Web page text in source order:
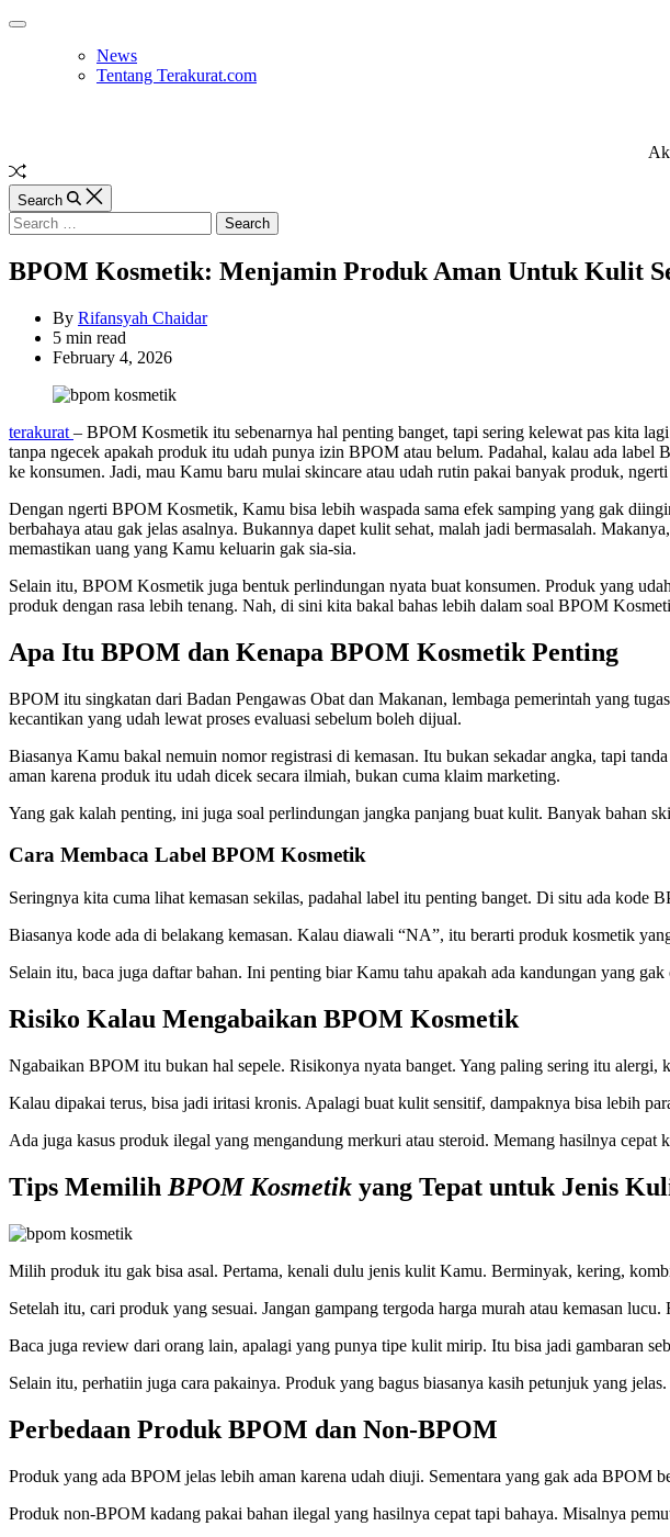
Skip
Off
News
Tentang Terakurat.com
Random
Article
Search
Search
for:
BPOM Kosmetik: Menjamin Produk Aman Untuk Kulit
By Rifansyah Chaidar
Estimated
read
5 min read
February 4, 2026
terakurat – BPOM Kosmetik itu sebenarnya hal penting banget, tapi sering kelewat pas kita
tanpa ngecek apakah produk itu udah punya izin BPOM atau belum. Padahal, kalau ada
ke konsumen. Jadi, mau Kamu baru mulai skincare atau udah rutin pakai banyak produk,
Dengan ngerti BPOM Kosmetik, Kamu bisa lebih waspada sama efek samping yang gak
berbahaya atau gak jelas asalnya. Bukannya dapet kulit sehat, malah jadi bermasalah.
memastikan uang yang Kamu keluarin gak sia-sia.
Selain itu, BPOM Kosmetik juga bentuk perlindungan nyata buat konsumen. Produk yang
produk dengan rasa lebih tenang. Nah, di sini kita bakal bahas lebih dalam soal BPOM
Apa Itu BPOM dan Kenapa BPOM Kosmetik Penting
BPOM itu singkatan dari Badan Pengawas Obat dan Makanan, lembaga pemerintah yang
kecantikan yang udah lewat proses evaluasi sebelum boleh dijual.
Biasanya Kamu bakal nemuin nomor registrasi di kemasan. Itu bukan sekadar angka, tapi
aman karena produk itu udah dicek secara ilmiah, bukan cuma klaim marketing.
Yang gak kalah penting, ini juga soal perlindungan jangka panjang buat kulit. Banyak bahan
Cara Membaca Label BPOM Kosmetik
Seringnya kita cuma lihat kemasan sekilas, padahal label itu penting banget. Di situ ada kode
Biasanya kode ada di belakang kemasan. Kalau diawali “NA”, itu berarti produk kosmetik
Selain itu, baca juga daftar bahan. Ini penting biar Kamu tahu apakah ada kandungan yang
Risiko Kalau Mengabaikan BPOM Kosmetik
Ngabaikan BPOM itu bukan hal sepele. Risikonya nyata banget. Yang paling sering itu alergi,
Kalau dipakai terus, bisa jadi iritasi kronis. Apalagi buat kulit sensitif, dampaknya bisa lebih
Ada juga kasus produk ilegal yang mengandung merkuri atau steroid. Memang hasilnya
Tips Memilih BPOM Kosmetik yang Tepat untuk Jenis
Milih produk itu gak bisa asal. Pertama, kenali dulu jenis kulit Kamu. Berminyak, kering,
Setelah itu, cari produk yang sesuai. Jangan gampang tergoda harga murah atau kemasan
Baca juga review dari orang lain, apalagi yang punya tipe kulit mirip. Itu bisa jadi gambaran
Selain itu, perhatiin juga cara pakainya. Produk yang bagus biasanya kasih petunjuk yang
Perbedaan Produk BPOM dan Non-BPOM
Produk yang ada BPOM jelas lebih aman karena udah diuji. Sementara yang gak ada BPOM
Produk non-BPOM kadang pakai bahan ilegal yang hasilnya cepat tapi bahaya. Misalnya